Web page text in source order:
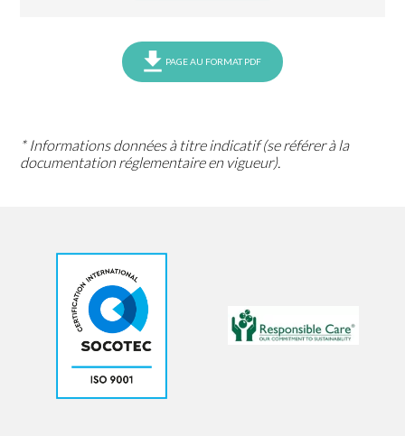
PAGE AU FORMAT PDF
* Informations données à titre indicatif (se référer à la
documentation réglementaire en vigueur).